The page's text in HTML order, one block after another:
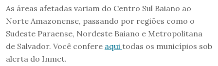
As áreas afetadas variam do Centro Sul Baiano ao
Norte Amazonense, passando por regiões como o
Sudeste Paraense, Nordeste Baiano e Metropolitana
de Salvador. Você confere aqui todas os municípios sob
alerta do Inmet.